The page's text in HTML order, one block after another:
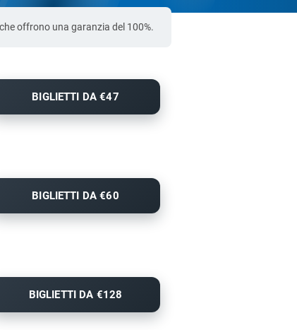
offrono una garanzia del 100%.
BIGLIETTI DA €47
BIGLIETTI DA €60
BIGLIETTI DA €128